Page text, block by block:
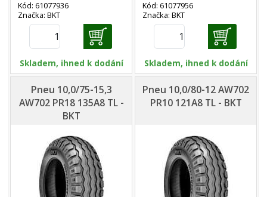
Kód: 61077936
Značka: BKT
Skladem, ihned k dodání
Kód: 61077956
Značka: BKT
Skladem, ihned k dodání
Pneu 10,0/75-15,3
AW702 PR18 135A8 TL -
BKT
Pneu 10,0/80-12 AW702
PR10 121A8 TL - BKT